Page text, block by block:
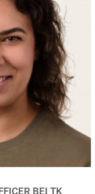
BEI TK